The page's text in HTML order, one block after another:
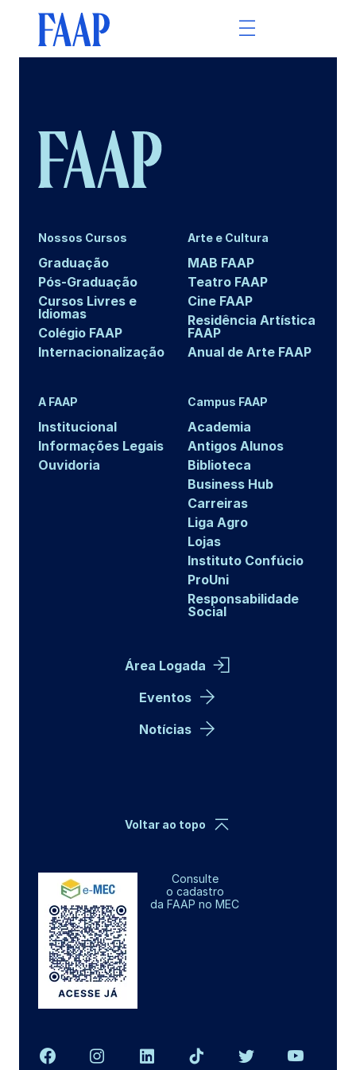
Nossos Cursos
Graduação
Pós-Graduação
Cursos Livres e
Idiomas
Colégio FAAP
Internacionalização
Arte e Cultura
MAB FAAP
Teatro FAAP
Cine FAAP
Residência Artística
FAAP
Anual de Arte FAAP
A FAAP
Institucional
Informações Legais
Ouvidoria
Campus FAAP
Academia
Antigos Alunos
Biblioteca
Business Hub
Carreiras
Liga Agro
Lojas
Instituto Confúcio
ProUni
Responsabilidade
Social
Área Logada
Eventos
Notícias
Consulte
o cadastro
da FAAP no MEC
Voltar ao topo